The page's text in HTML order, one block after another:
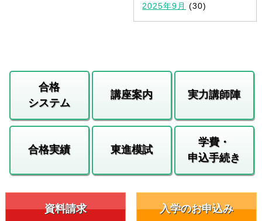
2025年9月 (30)
合格
システム
講座案内 実力講師陣
合格実績 東進模試
学費・
申込手続き
資料請求 入学のお申込み